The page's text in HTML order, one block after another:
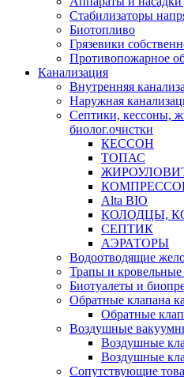
Стабилизаторы
Биотопливо
Грязевики
Противопожарное
Канализация
Внутренняя
Наружная
Септики, кессоны,
биолог.очистки
КЕССОН
ТОПАС
Alta BIO
КОЛОДЦЫ,
СЕПТИК
АЭРАТОРЫ
Водоотводящие
Трапы и кровельные
Биотуалеты и
Обратные клапана
Обратные
Воздушные
Воздушные
Воздушные
Сопутствующие